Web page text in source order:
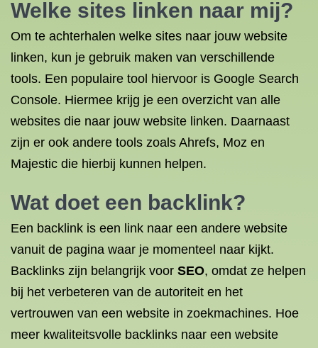
Welke sites linken naar mij?
Om te achterhalen welke sites naar jouw website
linken, kun je gebruik maken van verschillende
tools. Een populaire tool hiervoor is Google Search
Console. Hiermee krijg je een overzicht van alle
websites die naar jouw website linken. Daarnaast
zijn er ook andere tools zoals Ahrefs, Moz en
Majestic die hierbij kunnen helpen.
Wat doet een backlink?
Een backlink is een link naar een andere website
vanuit de pagina waar je momenteel naar kijkt.
Backlinks zijn belangrijk voor SEO, omdat ze helpen
bij het verbeteren van de autoriteit en het
vertrouwen van een website in zoekmachines. Hoe
meer kwaliteitsvolle backlinks naar een website